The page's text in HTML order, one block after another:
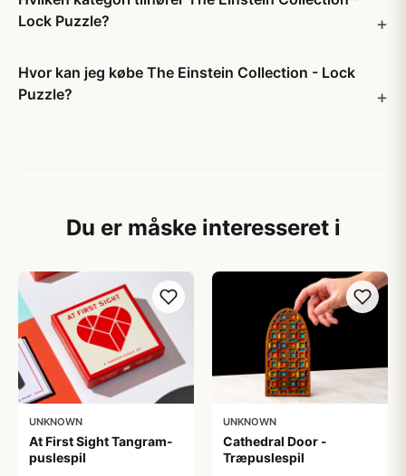
Lock Puzzle?
Hvor kan jeg købe The Einstein Collection - Lock
Puzzle?
Du er måske interesseret i
UNKNOWN
At First Sight Tangram-
puslespil
UNKNOWN
Cathedral Door -
Træpuslespil